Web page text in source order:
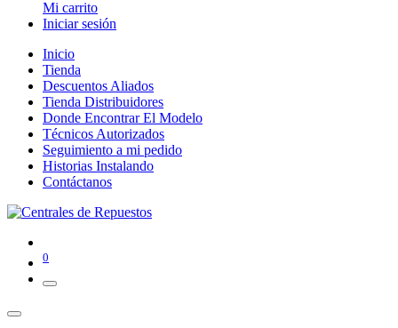
Mi carrito
Iniciar sesión
Inicio
Tienda
Descuentos Aliados
Tienda Distribuidores
Donde Encontrar El Modelo
Técnicos Autorizados
Seguimiento a mi pedido
Historias Instalando
Contáctanos
0